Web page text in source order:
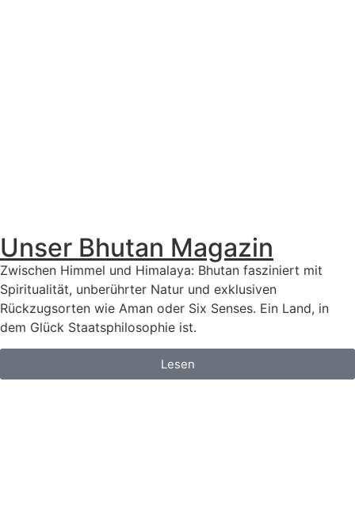
Unser Bhutan Magazin
Zwischen Himmel und Himalaya: Bhutan fasziniert mit
Spiritualität, unberührter Natur und exklusiven
Rückzugsorten wie Aman oder Six Senses. Ein Land, in
dem Glück Staatsphilosophie ist.
Lesen